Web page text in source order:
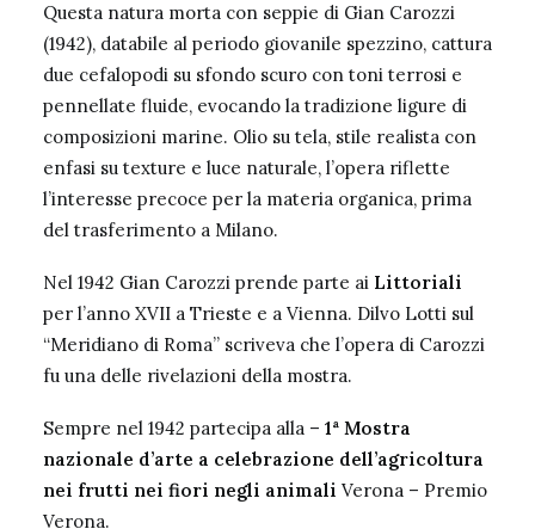
Questa natura morta con seppie di Gian Carozzi
(1942), databile al periodo giovanile spezzino, cattura
due cefalopodi su sfondo scuro con toni terrosi e
pennellate fluide, evocando la tradizione ligure di
composizioni marine. Olio su tela, stile realista con
enfasi su texture e luce naturale, l’opera riflette
l’interesse precoce per la materia organica, prima
del trasferimento a Milano.
Nel 1942 Gian Carozzi prende parte ai Littoriali
per l’anno XVII a Trieste e a Vienna. Dilvo Lotti sul
“Meridiano di Roma” scriveva che l’opera di Carozzi
fu una delle rivelazioni della mostra.
Sempre nel 1942 partecipa alla – 1ª Mostra
nazionale d’arte a celebrazione dell’agricoltura
nei frutti nei fiori negli animali Verona – Premio
Verona.